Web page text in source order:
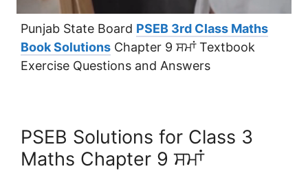
Punjab State Board PSEB 3rd Class Maths
Book Solutions Chapter 9 ਸਮਾਂ Textbook
Exercise Questions and Answers
PSEB Solutions for Class 3
Maths Chapter 9 ਸਮਾਂ